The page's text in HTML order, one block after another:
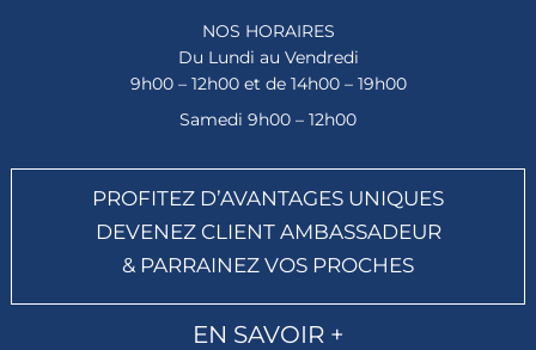
NOS HORAIRES
Du Lundi au Vendredi
9h00 – 12h00 et de 14h00 – 19h00
Samedi 9h00 – 12h00
PROFITEZ D’AVANTAGES UNIQUES
DEVENEZ CLIENT AMBASSADEUR
& PARRAINEZ VOS PROCHES
EN SAVOIR +